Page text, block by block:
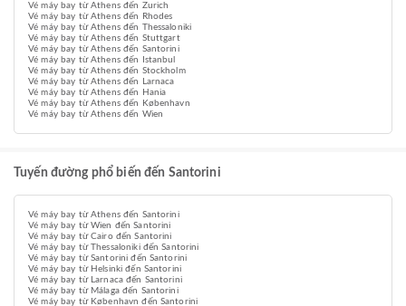
Vé máy bay từ Athens đến Zurich
Vé máy bay từ Athens đến Rhodes
Vé máy bay từ Athens đến Thessaloniki
Vé máy bay từ Athens đến Stuttgart
Vé máy bay từ Athens đến Santorini
Vé máy bay từ Athens đến Istanbul
Vé máy bay từ Athens đến Stockholm
Vé máy bay từ Athens đến Larnaca
Vé máy bay từ Athens đến Hania
Vé máy bay từ Athens đến København
Vé máy bay từ Athens đến Wien
Tuyến đường phổ biến đến Santorini
Vé máy bay từ Athens đến Santorini
Vé máy bay từ Wien đến Santorini
Vé máy bay từ Cairo đến Santorini
Vé máy bay từ Thessaloniki đến Santorini
Vé máy bay từ Santorini đến Santorini
Vé máy bay từ Helsinki đến Santorini
Vé máy bay từ Larnaca đến Santorini
Vé máy bay từ Málaga đến Santorini
Vé máy bay từ København đến Santorini